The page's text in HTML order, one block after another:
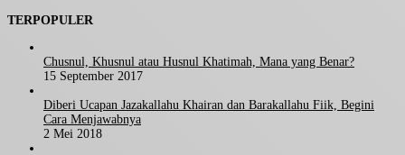
TERPOPULER
Chusnul, Khusnul atau Husnul Khatimah, Mana yang Benar?
15 September 2017
Diberi Ucapan Jazakallahu Khairan dan Barakallahu Fiik, Begini
Cara Menjawabnya
2 Mei 2018